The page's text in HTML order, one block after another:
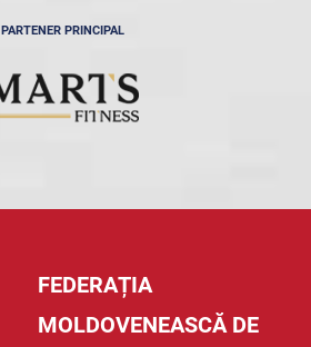
PARTENER PRINCIPAL
FEDERAȚIA
MOLDOVENEASCĂ DE